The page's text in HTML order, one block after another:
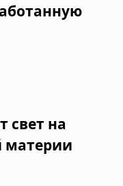
свет на
материи